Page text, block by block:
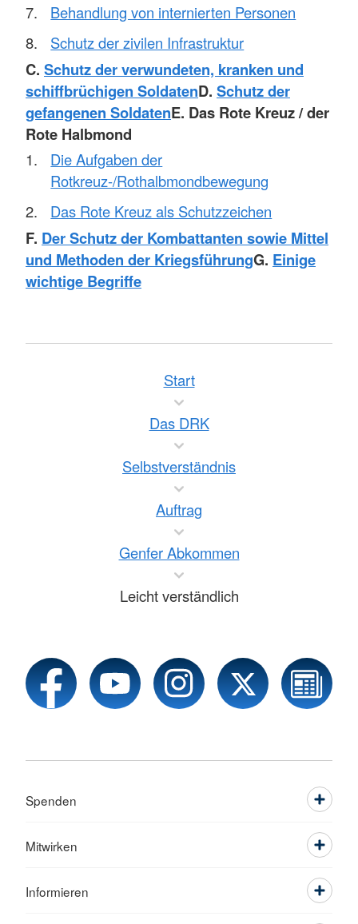
Behandlung von internierten Personen
Schutz der zivilen Infrastruktur
C. Schutz der verwundeten, kranken und
schiffbrüchigen SoldatenD. Schutz der
gefangenen SoldatenE. Das Rote Kreuz / der
Rote Halbmond
Die Aufgaben der
Rotkreuz-/Rothalbmondbewegung
Das Rote Kreuz als Schutzzeichen
F. Der Schutz der Kombattanten sowie Mittel
und Methoden der KriegsführungG. Einige
wichtige Begriffe
Start
Das DRK
Selbstverständnis
Auftrag
Genfer Abkommen
Leicht verständlich
Spenden
Mitwirken
Informieren